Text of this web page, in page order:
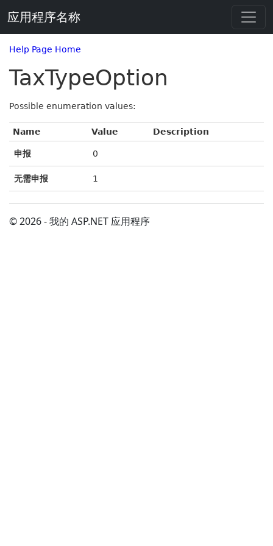
应用程序名称
Help Page Home
TaxTypeOption
Possible enumeration values:
Name Value Description
申报 0
无需申报 1
© 2026 - 我的 ASP.NET 应用程序